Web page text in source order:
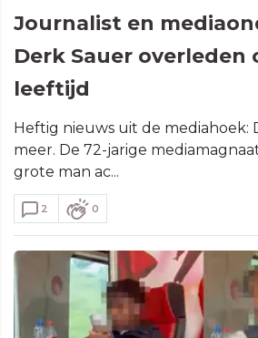
Journalist en
Derk Sauer overleden
leeftijd
Heftig nieuws uit de mediahoek:
meer. De 72-jarige
grote man ac...
2 0